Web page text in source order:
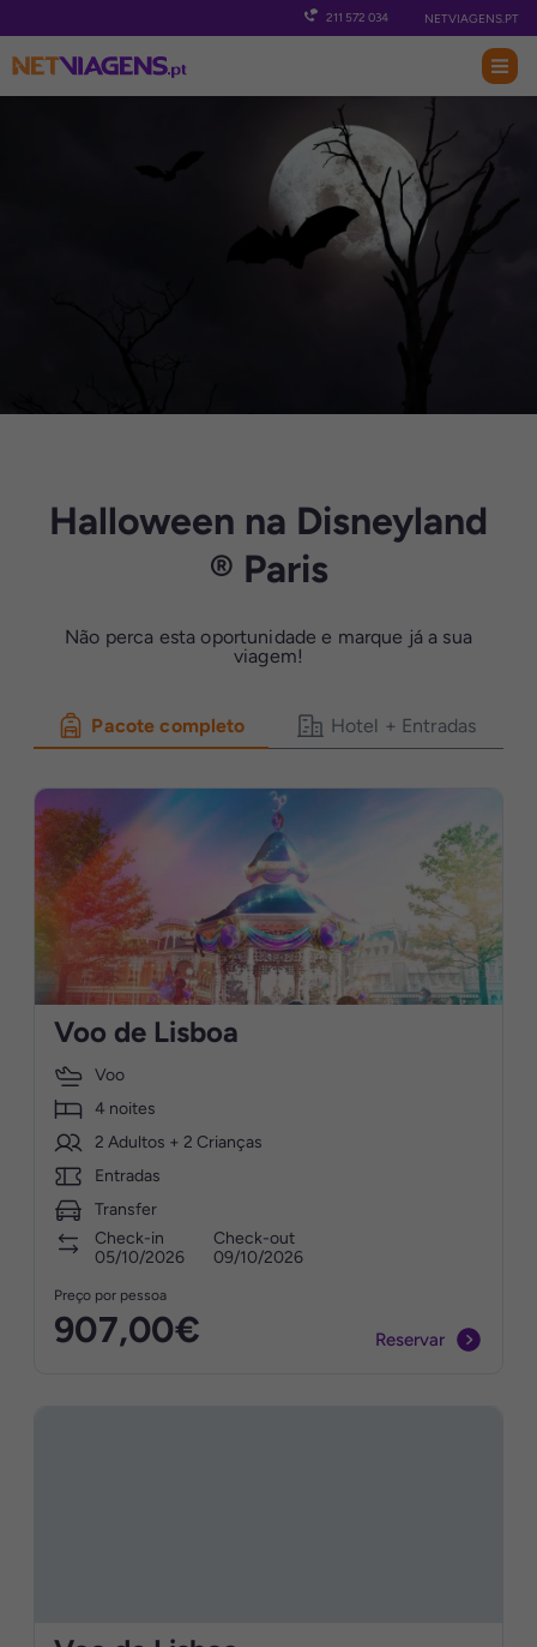
NETVIAGENS.PT
211 572 034
Halloween na Disneyland
® Paris
Não perca esta oportunidade e marque já a sua
viagem!
Pacote completo Hotel + Entradas
Voo de Lisboa
Voo
4 noites
2 Adultos + 2 Crianças
Entradas
Transfer
Check-in
05/10/2026
Check-out
09/10/2026
Preço por pessoa
907,00€ Reservar